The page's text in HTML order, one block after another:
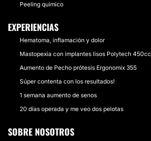
Peeling químico
EXPERIENCIAS
Hematoma, inflamación y dolor
Mastopexia con implantes lisos Polytech 450cc
Aumento de Pecho prótesis Ergonomix 355
Súper contenta con los resultados!
1 semana aumento de senos
20 días operada y me veo dos pelotas
SOBRE NOSOTROS